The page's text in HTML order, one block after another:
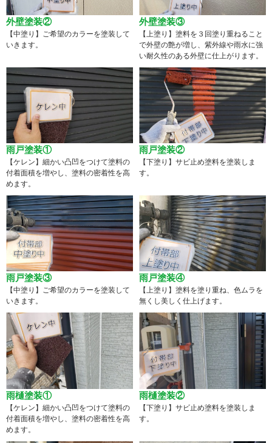
外壁塗装②
【中塗り】ご希望のカラーを塗装して
いきます。
外壁塗装③
【上塗り】塗料を３回塗り重ねること
で外壁の艶が増し、紫外線や雨水に強
い耐久性のある外壁に仕上がります。
雨戸塗装①
【ケレン】細かい凸凹をつけて塗料の
付着面積を増やし、塗料の密着性を高
めます。
雨戸塗装②
【下塗り】サビ止め塗料を塗装しま
す。
雨戸塗装③
【中塗り】ご希望のカラーを塗装して
いきます。
雨戸塗装④
【上塗り】塗料を塗り重ね、色ムラを
無くし美しく仕上げます。
雨樋塗装①
【ケレン】細かい凸凹をつけて塗料の
付着面積を増やし、塗料の密着性を高
めます。
雨樋塗装②
【下塗り】サビ止め塗料を塗装しま
す。